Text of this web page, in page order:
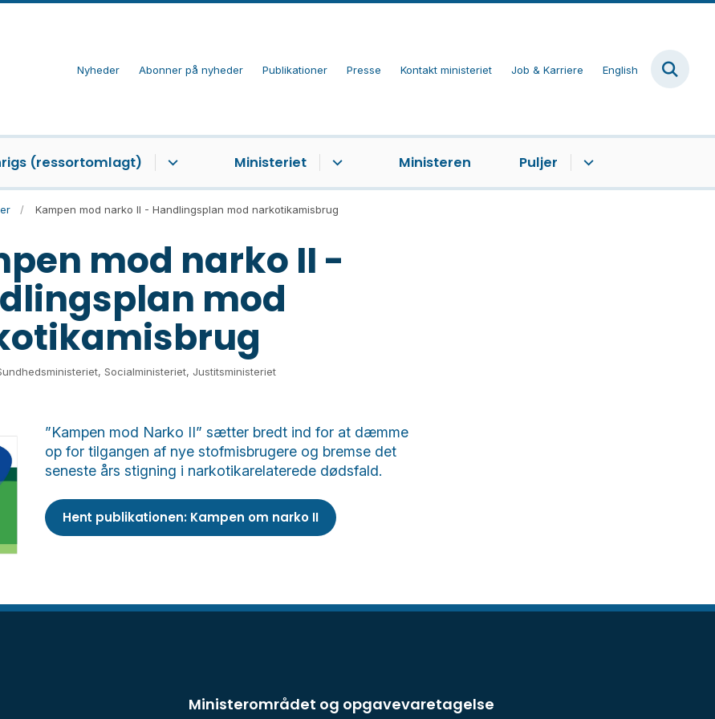
Nyheder Abonner på nyheder Publikationer Presse Kontakt ministeriet Job & Karriere English
(ressortomlagt) Ministeriet Ministeren Puljer
Kampen mod narko II - Handlingsplan mod narkotikamisbrug
mod narko II -
mod
Socialministeriet, Justitsministeriet
”Kampen mod Narko II” sætter bredt ind for at dæmme
op for tilgangen af nye stofmisbrugere og bremse det
seneste års stigning i narkotikarelaterede dødsfald.
Hent publikationen: Kampen om narko II
Ministerområdet og opgavevaretagelse